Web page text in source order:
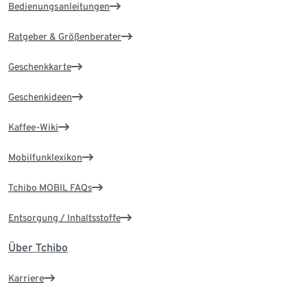
Bedienungsanleitungen
Ratgeber & Größenberater
Geschenkkarte
Geschenkideen
Kaffee-Wiki
Mobilfunklexikon
Tchibo MOBIL FAQs
Entsorgung / Inhaltsstoffe
Über Tchibo
Karriere